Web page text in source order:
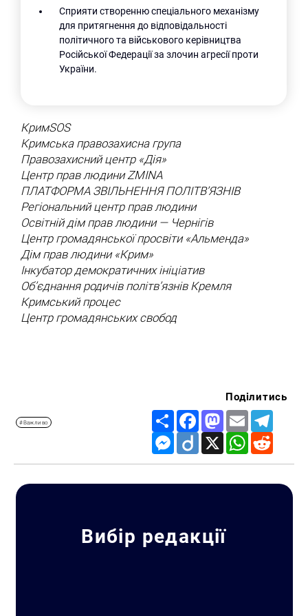
Сприяти створенню спеціального механізму
для притягнення до відповідальності
політичного та військового керівництва
Російської Федерації за злочин агресії проти
України.
КримSOS
Кримська правозахисна група
Правозахисний центр «Дія»
Центр прав людини ZMINA
ПЛАТФОРМА ЗВІЛЬНЕННЯ ПОЛІТВ’ЯЗНІВ
Регіональний центр прав людини
Освітній дім прав людини — Чернігів
Центр громадянської просвіти «Альменда»
Дім прав людини «Крим»
Інкубатор демократичних ініціатив
Об’єднання родичів політв’язнів Кремля
Кримський процес
Центр громадянських свобод
#Важливо
Поділитись
Share FacebookMastodon
Email
Messenger
Diigo X WhatsApp
Вибір редакції